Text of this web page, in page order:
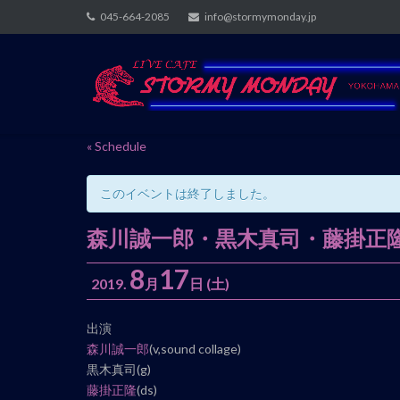
to
045-664-2085 info@stormymonday.jp
« Schedule
このイベントは終了しました。
森川誠一郎・黒木真司・藤掛正
2019. 8 月 17 日 (土)
イ
ベ
ン
ト
出演
森川誠一郎(v,sound collage)
黒木真司(g)
藤掛正隆(ds)